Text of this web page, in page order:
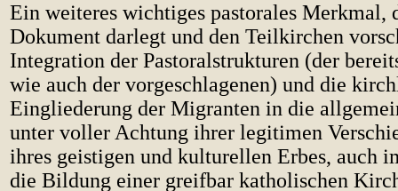
Ein weiteres wichtiges pastorales Merkmal,
Dokument darlegt und den Teilkirchen
Integration der Pastoralstrukturen (der
wie auch der vorgeschlagenen) und die
Eingliederung der Migranten in die
unter voller Achtung ihrer legitimen
ihres geistigen und kulturellen Erbes, auch
die Bildung einer greifbar katholischen